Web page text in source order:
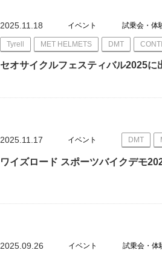
2025.11.18 イベント 試乗会・体
Tyrell MET HELMETS DMT
セオサイクルフェスティバル2025に
2025.11.17 イベント DMT
ワイズロード スポーツバイクデモ
2025.09.26 イベント 試乗会・体